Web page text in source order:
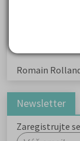
Základní
Karel Hynek
Karel Havlíček
Romain
Newsletter
Zaregistrujte